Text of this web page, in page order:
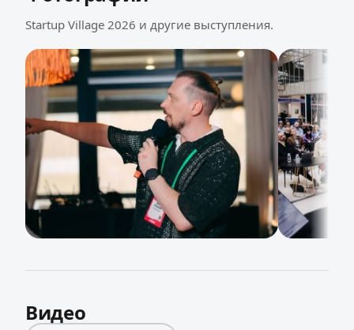
Startup Village 2026 и другие выступления.
Видео